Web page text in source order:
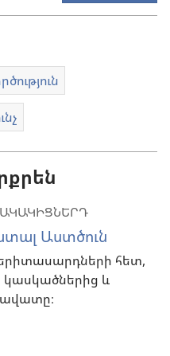
Աստծուն
հետ,
և